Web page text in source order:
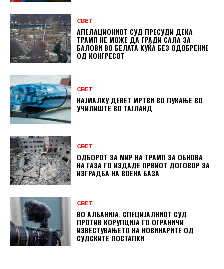
СВЕТ
АПЕЛАЦИОНИОТ СУД ПРЕСУДИ ДЕКА
ТРАМП НЕ МОЖЕ ДА ГРАДИ САЛА ЗА
БАЛОВИ ВО БЕЛАТА КУЌА БЕЗ ОДОБРЕНИЕ
ОД КОНГРЕСОТ
СВЕТ
НАЈМАЛКУ ДЕВЕТ МРТВИ ВО ПУКАЊЕ ВО
УЧИЛИШТЕ ВО ТАЈЛАНД
СВЕТ
ОДБОРОТ ЗА МИР НА ТРАМП ЗА ОБНОВА
НА ГАЗА ГО ИЗДАДЕ ПРВИОТ ДОГОВОР ЗА
ИЗГРАДБА НА ВОЕНА БАЗА
СВЕТ
ВО АЛБАНИЈА, СПЕЦИЈАЛНИОТ СУД
ПРОТИВ КОРУПЦИЈА ГО ОГРАНИЧИ
ИЗВЕСТУВАЊЕТО НА НОВИНАРИТЕ ОД
СУДСКИТЕ ПОСТАПКИ